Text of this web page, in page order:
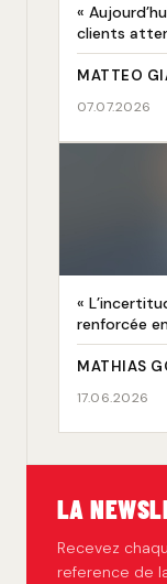
«
clients
MATTEO
07.07.2026
«
renforcée
MATHIAS
17.06.2026
LA
Recevez
reference de